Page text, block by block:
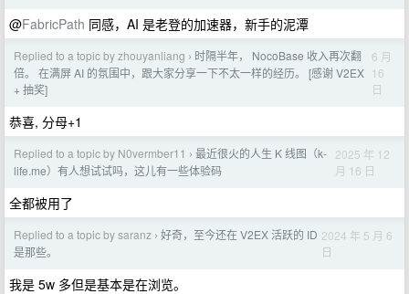
@FabricPath 同感，AI 是老登的加速器，新手的泥潭
Replied to a topic by zhouyanliang › 时隔半年， NocoBase 收入再次翻
倍。 在满屏 AI 的氛围中，跟大家分享一下不太一样的经历。 [感谢 V2EX
+ 抽奖]
6 月
16
日
恭喜, 分母+1
Replied to a topic by N0vermber11 › 最近很火的人生 K 线图（k-
life.me）有人想试试吗，这儿有一些体验码
2025 年 12
月 16 日
全都被用了
Replied to a topic by saranz › 好奇，至今还在 V2EX 活跃的 ID
是那些。
2024 年 5 月 6
日
我是 5w 多但是基本是在浏览。